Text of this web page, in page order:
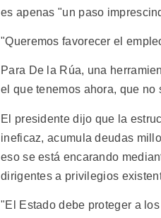
es apenas "un paso
"Queremos favorecer el
Para De la Rúa, una
el que tenemos ahora, que no
El presidente dijo que la
ineficaz, acumula deudas
eso se está encarando
dirigentes a privilegios
"El Estado debe proteger a